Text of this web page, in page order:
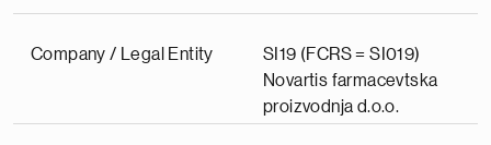
Company / Legal Entity
SI19 (FCRS = SI019)
Novartis farmacevtska
proizvodnja d.o.o.